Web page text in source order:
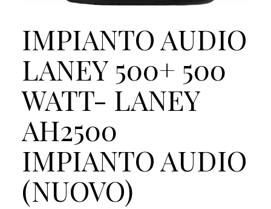
IMPIANTO AUDIO
LANEY 500+ 500
WATT- LANEY
AH2500
IMPIANTO AUDIO
(NUOVO)